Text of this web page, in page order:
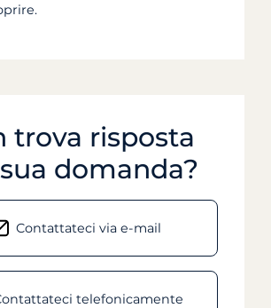
trova risposta
domanda?
Contattateci via e-mail
telefonicamente